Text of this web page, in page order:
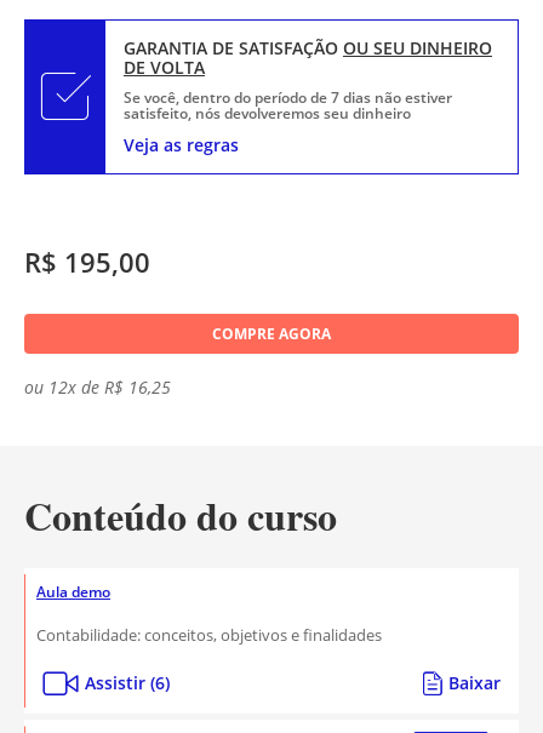
R$ 195,00
COMPRE AGORA
ou 12x de R$ 16,25
GARANTIA DE SATISFAÇÃO OU SEU DINHEIRO
DE VOLTA
Se você, dentro do período de 7 dias não estiver
satisfeito, nós devolveremos seu dinheiro
Veja as regras
Conteúdo do curso
Aula demo
Contabilidade: conceitos, objetivos e finalidades
Assistir (6) Baixar